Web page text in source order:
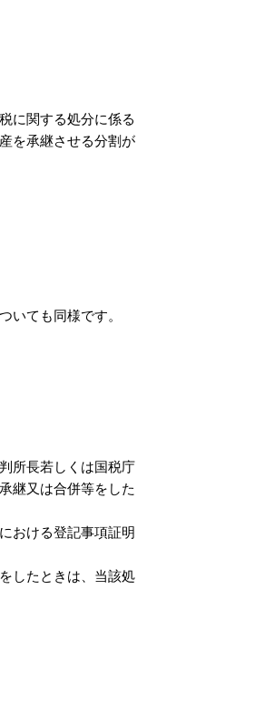
に関する処分に係る
を承継させる分割が
いても同様です。
所長若しくは国税庁
継又は合併等をした
おける登記事項証明
したときは、当該処